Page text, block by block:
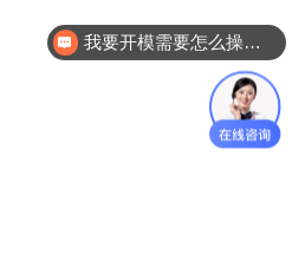
自动化零配件加工你们做吗？